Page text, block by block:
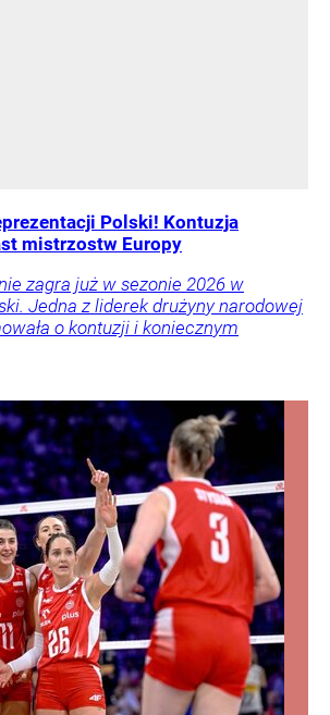
Polski! Kontuzja
mistrzostw Europy
zagra już w sezonie 2026 w
Jedna z liderek drużyny narodowej
o kontuzji i koniecznym